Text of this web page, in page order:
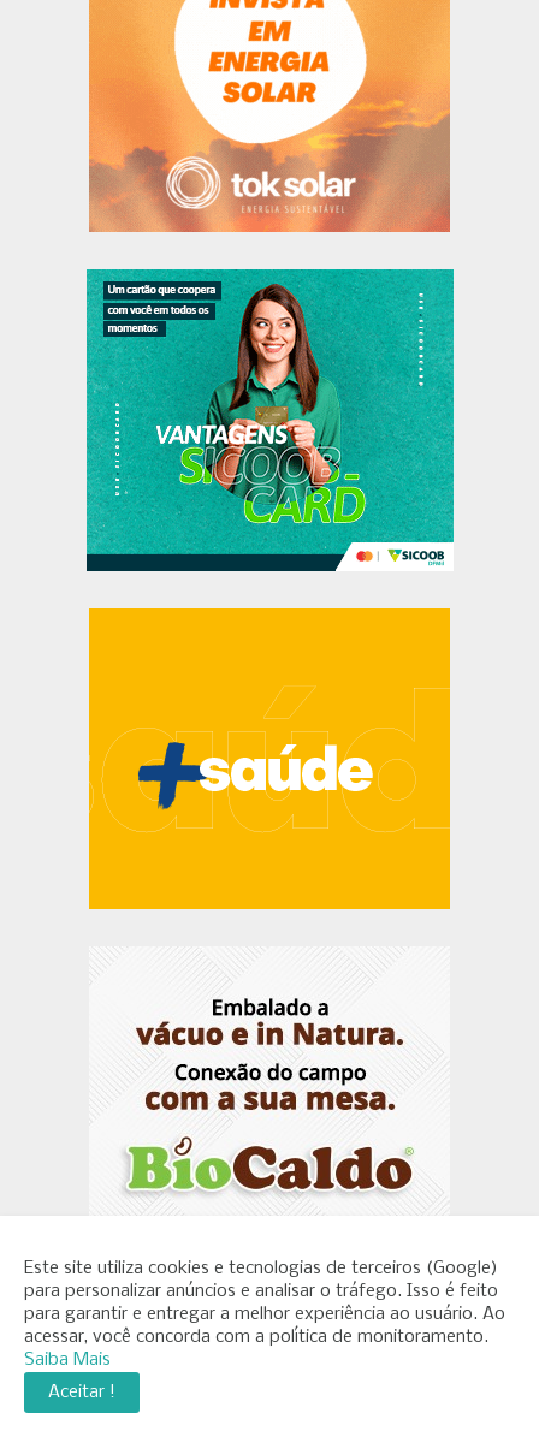
Este site utiliza cookies e tecnologias de terceiros (Google)
para personalizar anúncios e analisar o tráfego. Isso é feito
para garantir e entregar a melhor experiência ao usuário. Ao
acessar, você concorda com a política de monitoramento.
Saiba Mais
Aceitar !